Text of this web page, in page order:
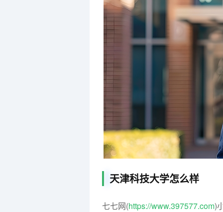
天津科技大学怎么样
七七网(https://www.397577.com)